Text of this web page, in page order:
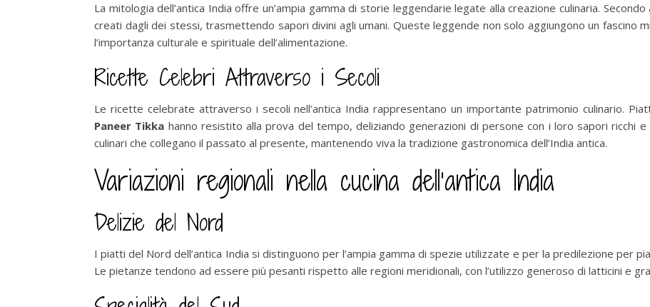
La mitologia dell’antica India offre un’ampia gamma di storie leggendarie legate alla creazione culinaria.
creati dagli dei stessi, trasmettendo sapori divini agli umani. Queste leggende non solo aggiungono un fascino
l’importanza culturale e spirituale dell’alimentazione.
Ricette Celebri Attraverso i Secoli
Le ricette celebrate attraverso i secoli nell’antica India rappresentano un importante patrimonio culinario.
Paneer Tikka hanno resistito alla prova del tempo, deliziando generazioni di persone con i loro sapori ricchi
culinari che collegano il passato al presente, mantenendo viva la tradizione gastronomica dell’India antica.
Variazioni regionali nella cucina dell’antica India
Delizie del Nord
I piatti del Nord dell’antica India si distinguono per l’ampia gamma di spezie utilizzate e per la predilezione per
Le pietanze tendono ad essere più pesanti rispetto alle regioni meridionali, con l’utilizzo generoso di latticini e